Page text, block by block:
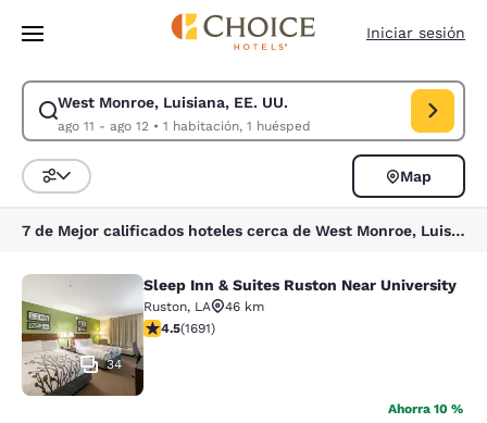
Pasar A Contenido Principal
Iniciar sesión
West Monroe, Luisiana, EE. UU.
ago 11 - ago 12• 1 habitación, 1 huésped
Modificar la búsqueda de West Monroe, Luisiana, EE. UU.. Fecha de
Ordenar y filtrar
Map
7 de Mejor calificados hoteles cerca de West Monroe, Luisiana, EE. UU.
Sleep Inn & Suites Ruston Near
34
Sleep Inn & Suites Ruston Near University
Ruston, LA
46 km
calificación de 4.49 estrellas. Excelente. 1691 reseñas
4.5(1691)
Ahorra 10 %